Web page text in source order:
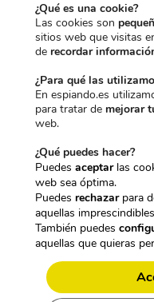
inalámbrica por Wifi, en
dentro de un recinto
muy baja.
Estos equipos se
que envíen la información
desde el que se pueden
encuentra.
En el caso de los relojes
llamadas con las que
el que se encuentra el
tipo de actividad que está
El alcance que poseen
por lo que puedes estar
¿Qué es una cookie?
Las cookies son
sitios web que visitas
de recordar
¿Para qué las
En espiando.es
para tratar de mejorar
web.
¿Qué puedes hacer?
Puedes aceptarlas
web sea óptima.
Puedes rechazarpara
aquellas
También puedes
aquellas que quieras